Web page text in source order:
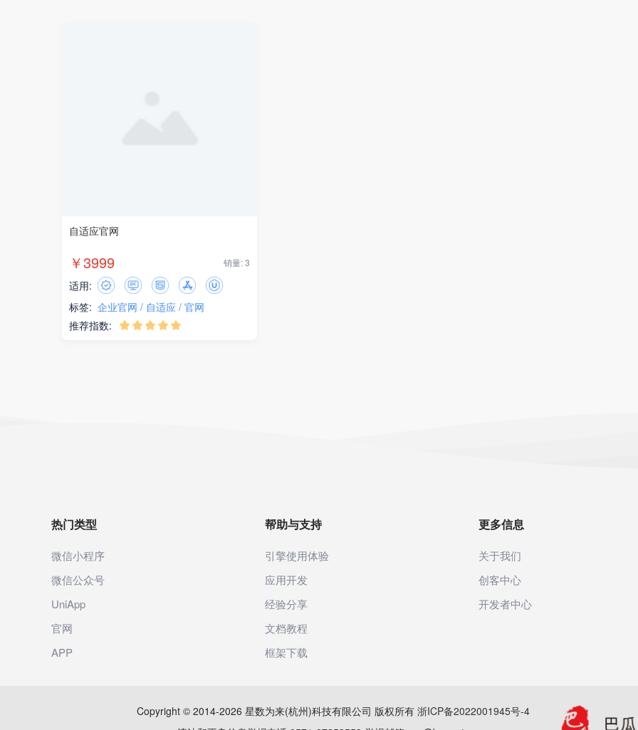
自适应官网
￥3999 销量: 3
适用:
标签: 企业官网 自适应
官网
推荐指数:
    
热门类型
微信小程序
微信公众号
UniApp
官网
APP
帮助与支持
引擎使用体验
应用开发
经验分享
文档教程
框架下载
更多信息
关于我们
创客中心
开发者中心
Copyright © 2014-2026 星数为来(杭州)科技有限公司 版权所有 浙ICP备2022001945号-4